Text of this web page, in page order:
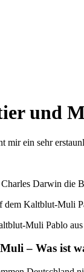
und
mir ein sehr
Darwin die
Muli Pablo
– Was ist